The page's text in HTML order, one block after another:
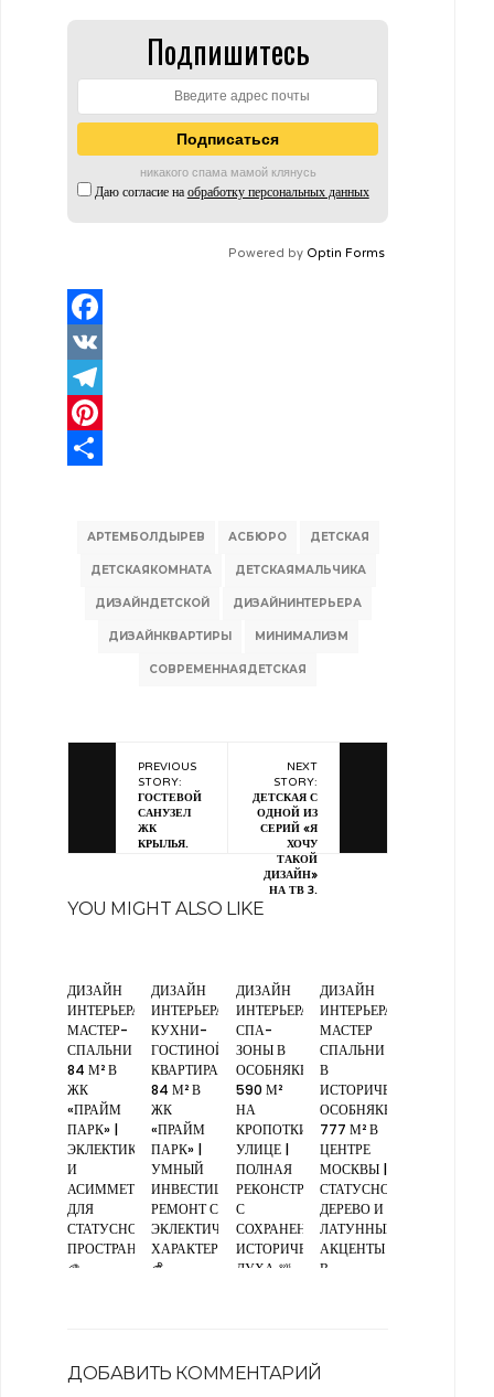
Подпишитесь
никакого спама мамой клянусь
Даю согласие на обработку персональных данных
Powered by Optin Forms
Facebook
VK
Telegram
Pinterest
АРТЕМБОЛДЫРЕВ АСБЮРО ДЕТСКАЯ
ДЕТСКАЯКОМНАТА ДЕТСКАЯМАЛЬЧИКА
ДИЗАЙНДЕТСКОЙ ДИЗАЙНИНТЕРЬЕРА
ДИЗАЙНКВАРТИРЫ МИНИМАЛИЗМ
СОВРЕМЕННАЯДЕТСКАЯ
PREVIOUS
STORY:
ГОСТЕВОЙ
САНУЗЕЛ
ЖК
КРЫЛЬЯ.
NEXT
STORY:
ДЕТСКАЯ С
ОДНОЙ ИЗ
СЕРИЙ «Я
ХОЧУ
ТАКОЙ
ДИЗАЙН»
НА ТВ 3.
YOU MIGHT ALSO LIKE
ДИЗАЙН
ИНТЕРЬЕРА
МАСТЕР-
СПАЛЬНИ
84 М² В
ЖК
«ПРАЙМ
ПАРК» |
ЭКЛЕКТИКА
И
АСИММЕТРИЯ
ДЛЯ
СТАТУСНОГО
ПРОСТРАНСТВА
🎨
ДИЗАЙН
ИНТЕРЬЕРА
КУХНИ-
ГОСТИНОЙ,
КВАРТИРА
84 М² В
ЖК
«ПРАЙМ
ПАРК» |
УМНЫЙ
ИНВЕСТИЦИОННЫЙ
РЕМОНТ С
ЭКЛЕКТИЧНЫМ
ХАРАКТЕРОМ
💰
ДИЗАЙН
ИНТЕРЬЕРА
СПА-
ЗОНЫ В
ОСОБНЯКЕ
590 М²
НА
КРОПОТКИНСКОЙ
УЛИЦЕ |
ПОЛНАЯ
РЕКОНСТРУКЦИЯ
С
СОХРАНЕНИЕМ
ИСТОРИЧЕСКОГО
ДУХА 🛀
ДИЗАЙН
ИНТЕРЬЕРА
МАСТЕР
СПАЛЬНИ
В
ИСТОРИЧЕСКОМ
ОСОБНЯКЕ
777 М² В
ЦЕНТРЕ
МОСКВЫ |
СТАТУСНОЕ
ДЕРЕВО И
ЛАТУННЫЕ
АКЦЕНТЫ
В
ДОБАВИТЬ КОММЕНТАРИЙ